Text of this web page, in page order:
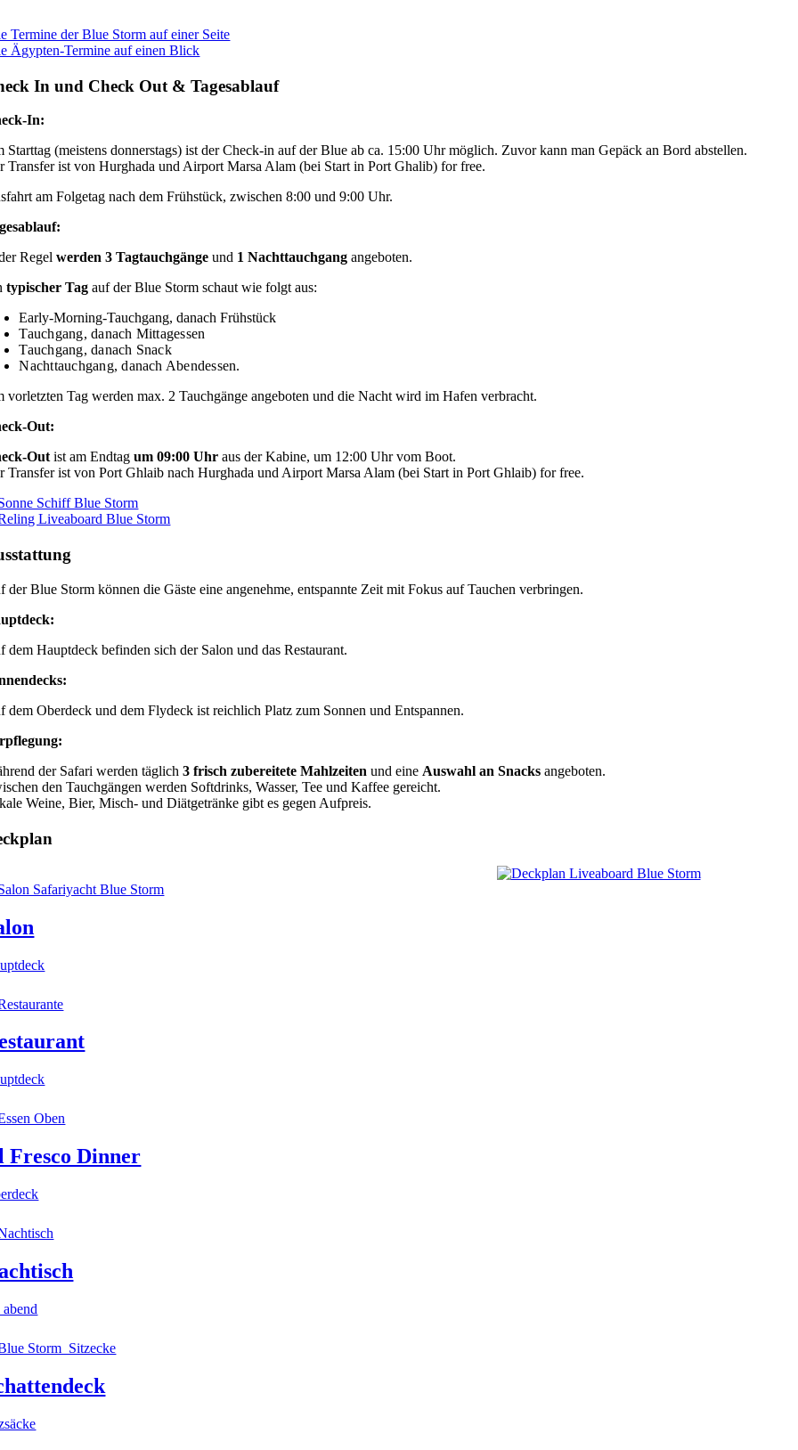
Termine der Blue Storm auf einer Seite
Ägypten-Termine auf einen Blick
In und Check Out & Tagesablauf
In:
Starttag (meistens donnerstags) ist der Check-in auf der Blue ab ca. 15:00 Uhr möglich. Zuvor kann man Gepäck an Bord abstellen.
Transfer ist von Hurghada und Airport Marsa Alam (bei Start in Port Ghalib) for free.
am Folgetag nach dem Frühstück, zwischen 8:00 und 9:00 Uhr.
Regelwerden 3 Tagtauchgänge und 1 Nachttauchgang angeboten.
typischer Tag auf der Blue Storm schaut wie folgt aus:
Early-Morning-Tauchgang, danach Frühstück
Tauchgang, danach Mittagessen
Tauchgang, danach Snack
Nachttauchgang, danach Abendessen.
vorletzten Tag werden max. 2 Tauchgänge angeboten und die Nacht wird im Hafen verbracht.
Out:
Out ist am Endtagum 09:00 Uhr aus der Kabine, um 12:00 Uhr vom Boot.
Transfer ist von Port Ghlaib nach Hurghada und Airport Marsa Alam (bei Start in Port Ghlaib) for free.
der Blue Storm können die Gäste eine angenehme, entspannte Zeit mit Fokus auf Tauchen verbringen.
dem Hauptdeck befinden sich der Salon und das Restaurant.
dem Oberdeck und dem Flydeck ist reichlich Platz zum Sonnen und Entspannen.
der Safari werden täglich3 frisch zubereitete Mahlzeiten und eine Auswahl an Snacks angeboten.
den Tauchgängen werden Softdrinks, Wasser, Tee und Kaffee gereicht.
Weine, Bier, Misch- und Diätgetränke gibt es gegen Aufpreis.
Fresco Dinner
abend